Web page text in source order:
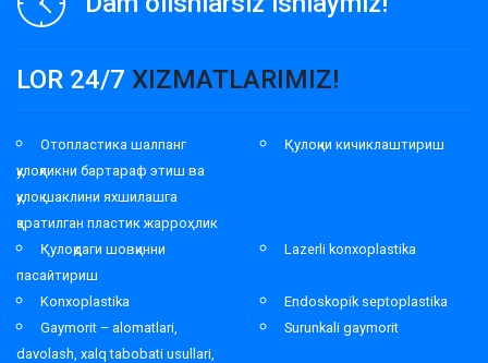
LOR 24/7 XIZMATLARIMIZ!
Отопластика шалпанг
қулоқликни бартараф этиш ва
қулоқ шаклини яхшилашга
қаратилган пластик жарроҳлик
Қулоқни кичиклаштириш
Қулоқдаги шовқинни
пасайтириш
Lazerli konxoplastika
Konxoplastika
Endoskopik septoplastika
Gaymorit – alomatlari,
davolash, xalq tabobati usullari,
Surunkali gaymorit